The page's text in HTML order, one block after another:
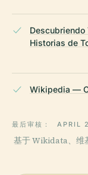
Descubriendo
Historias de
Wikipedia —
最后审核： APRIL
基于 Wikidata、维